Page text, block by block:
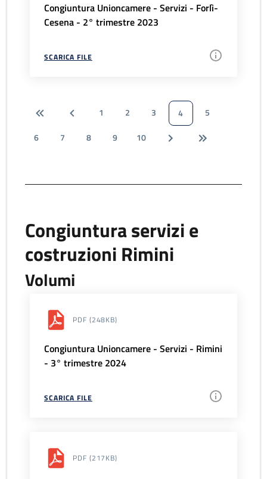
Congiuntura Unioncamere - Servizi - Forlì-
Cesena - 2° trimestre 2023
SCARICA FILE
1 2 3 4
5
6
7 8 9 10
Congiuntura servizi e
costruzioni Rimini
Volumi
PDF (248KB)
Congiuntura Unioncamere - Servizi - Rimini
- 3° trimestre 2024
SCARICA FILE
PDF (217KB)